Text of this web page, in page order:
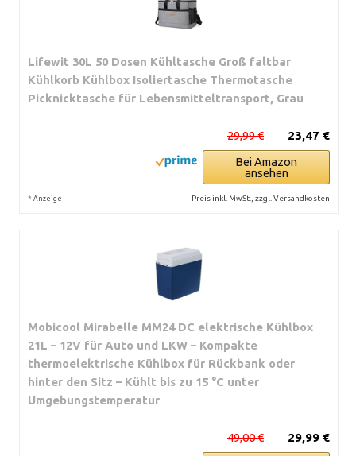
Lifewit 30L 50 Dosen Kühltasche Groß faltbar
Kühlkorb Kühlbox Isoliertasche Thermotasche
Picknicktasche für Lebensmitteltransport, Grau
23,47 €
29,99 €
Bei Amazon
ansehen
* Anzeige Preis inkl. MwSt., zzgl. Versandkosten
Mobicool Mirabelle MM24 DC elektrische Kühlbox
21L – 12V für Auto und LKW – Kompakte
thermoelektrische Kühlbox für Rückbank oder
hinter den Sitz – Kühlt bis zu 15 °C unter
Umgebungstemperatur
29,99 €
49,00 €